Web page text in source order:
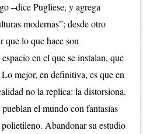
–dice Pugliese, y agrega
modernas”; desde otro
que lo que hace son
en el que se instalan, que
mejor, en definitiva, es que en
no la replica: la distorsiona.
el mundo con fantasías
Abandonar su estudio